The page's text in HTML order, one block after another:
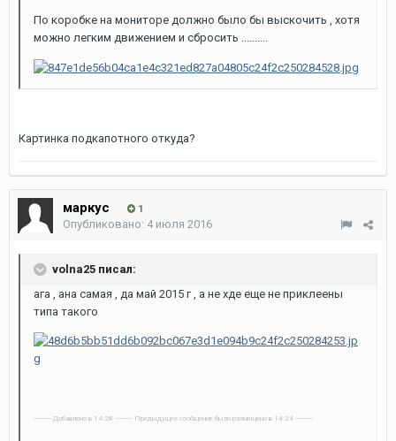
По коробке на мониторе должно было бы выскочить , хотя
можно легким движением и сбросить ..........
Картинка подкапотного откуда?
маркус 1
Опубликовано: 4 июля 2016
volna25 писал:
ага , ана самая , да май 2015 г , а не хде еще не приклеены
типа такого
---------- Добавлено в 14:28 ---------- Предыдущее сообщение было размещено в 14:24 ----------